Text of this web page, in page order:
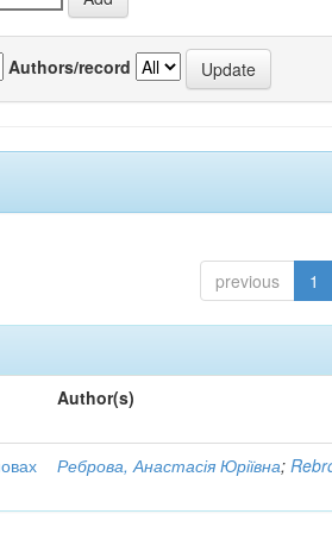
Authors/record
previous 1
Author(s)
Реброва, Анастасія Юріївна;